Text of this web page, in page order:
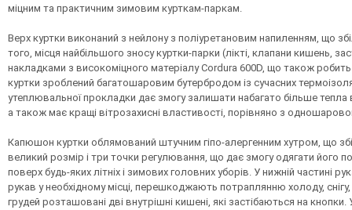
міцним та практичним зимовим курткам-паркам.
Верх куртки виконаний з нейлону з поліуретановим напиленням, що
того, місця найбільшого зносу куртки-парки (лікті, клапани кишень,
накладками з високоміцного матеріалу Cordura 600D, що також
куртки зроблений багатошаровим бутербродом із сучасних
утеплювальної прокладки дає змогу залишати набагато більше
а також має кращі вітрозахисні властивості, порівняно з
Капюшон куртки облямований штучним гіпо-алергенним хутром, що
великий розмір і три точки регулювання, що дає змогу одягати його
поверх будь-яких літніх і зимових головних уборів. У нижній частині
рукав у необхідному місці, перешкоджають потраплянню холоду,
грудей розташовані дві внутрішні кишені, які застібаються на